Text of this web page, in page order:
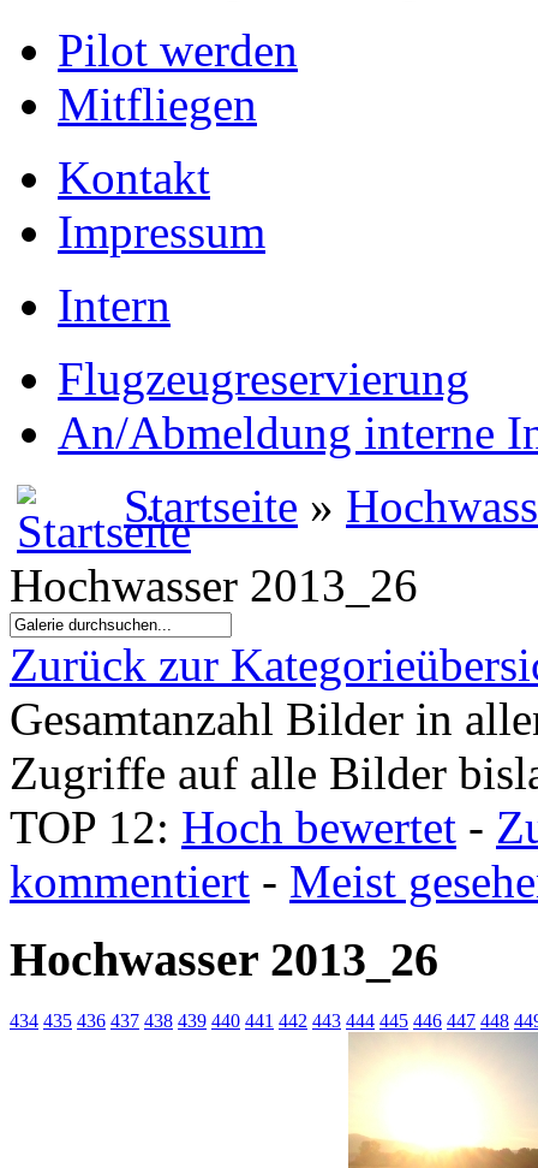
Pilot werden
Mitfliegen
Kontakt
Impressum
Intern
Flugzeugreservierung
An/Abmeldung interne
Startseite »
Hochwasser 2013_26
Zurück zur
Gesamtanzahl Bilder in
Zugriffe auf alle Bilder
TOP 12: Hoch bewertet -
kommentiert - Meist
Hochwasser 2013_26
434 435 436 437 438 439 440 441 442 443 444 445 446 447 448